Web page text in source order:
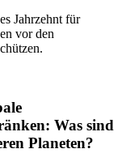
Jahrzehnt für
vor den
Was sind
Planeten?